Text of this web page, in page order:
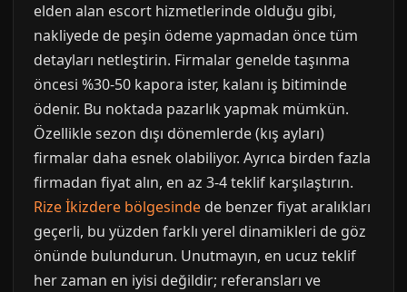
elden alan escort hizmetlerinde olduğu gibi,
nakliyede de peşin ödeme yapmadan önce tüm
detayları netleştirin. Firmalar genelde taşınma
öncesi %30-50 kapora ister, kalanı iş bitiminde
ödenir. Bu noktada pazarlık yapmak mümkün.
Özellikle sezon dışı dönemlerde (kış ayları)
firmalar daha esnek olabiliyor. Ayrıca birden fazla
firmadan fiyat alın, en az 3-4 teklif karşılaştırın.
Rize İkizdere bölgesinde de benzer fiyat aralıkları
geçerli, bu yüzden farklı yerel dinamikleri de göz
önünde bulundurun. Unutmayın, en ucuz teklif
her zaman en iyisi değildir; referansları ve